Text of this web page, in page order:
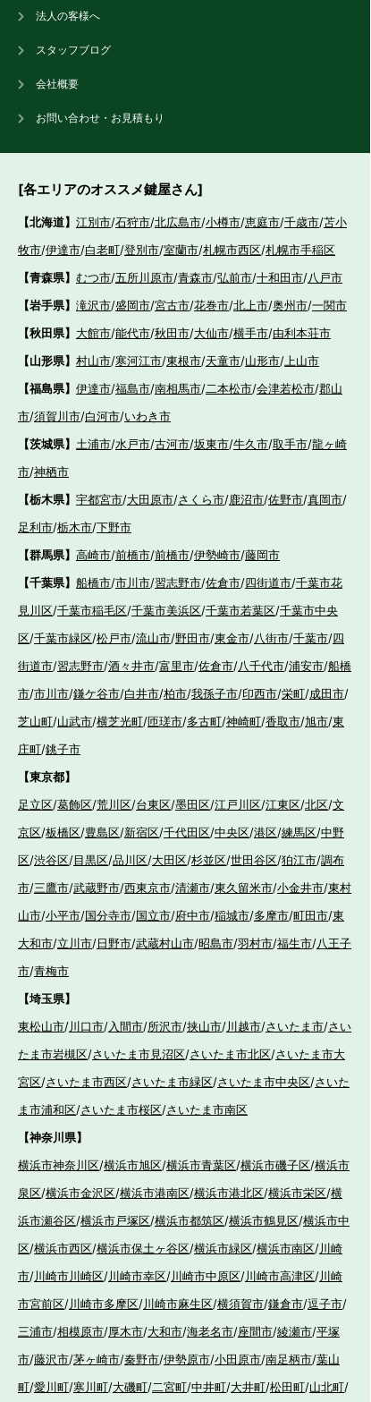
法人の客様へ
スタッフブログ
会社概要
お問い合わせ・お見積もり
[各エリアのオススメ鍵屋さん]
【北海道】 江別市/石狩市/北広島市/小樽市/恵庭市/千歳市/苫小
牧市/伊達市/白老町/登別市/室蘭市/札幌市西区/札幌市手稲区
【青森県】 むつ市/五所川原市/青森市/弘前市/十和田市/八戸市
【岩手県】 滝沢市/盛岡市/宮古市/花巻市/北上市/奥州市/一関市
【秋田県】 大館市/能代市/秋田市/大仙市/横手市/由利本荘市
【山形県】 村山市/寒河江市/東根市/天童市/山形市/ 上山市
【福島県】 伊達市/福島市/南相馬市/二本松市/会津若松市/郡山
市/須賀川市/白河市/いわき市
【茨城県】 土浦市/水戸市/古河市/坂東市/牛久市/取手市/龍ヶ崎
市/神栖市
【栃木県】 宇都宮市/大田原市/さくら市/鹿沼市/佐野市/真岡市/
足利市/栃木市/下野市
【群馬県】 高崎市/前橋市/前橋市/伊勢崎市/藤岡市
【千葉県】 船橋市/市川市/習志野市/佐倉市/四街道市/千葉市花
見川区/千葉市稲毛区/千葉市美浜区/千葉市若葉区/千葉市中央
区/千葉市緑区/松戸市/流山市/野田市/東金市/八街市/千葉市/四
街道市/習志野市/酒々井市/富里市/佐倉市/八千代市/浦安市/船橋
市/市川市/鎌ケ谷市/白井市/柏市/我孫子市/印西市/栄町/成田市/
芝山町/山武市/横芝光町/匝瑳市/多古町/神崎町/香取市/旭市/東
庄町/銚子市
【東京都】
足立区/葛飾区/荒川区/台東区/墨田区/江戸川区/江東区/北区/文
京区/板橋区/豊島区/新宿区/千代田区/中央区/港区/練馬区/中野
区/渋谷区/目黒区/品川区/大田区/杉並区/世田谷区/狛江市/調布
市/三鷹市/武蔵野市/西東京市/清瀬市/東久留米市/小金井市/東村
山市/小平市/国分寺市/国立市/府中市/稲城市/多摩市/町田市/東
大和市/立川市/日野市/武蔵村山市/昭島市/羽村市/福生市/八王子
市/青梅市
【埼玉県】
東松山市/川口市/入間市/所沢市/挟山市/川越市/さいたま市/さい
たま市岩槻区/さいたま市見沼区/さいたま市北区/さいたま市大
宮区/さいたま市西区/さいたま市緑区/さいたま市中央区/さいた
ま市浦和区/さいたま市桜区/さいたま市南区
【神奈川県】
横浜市神奈川区/横浜市旭区/横浜市青葉区/横浜市磯子区/横浜市
泉区/横浜市金沢区/横浜市港南区/横浜市港北区/横浜市栄区/横
浜市瀬谷区/横浜市戸塚区/横浜市都筑区/横浜市鶴見区/横浜市中
区/横浜市西区/横浜市保土ヶ谷区/横浜市緑区/横浜市南区/川崎
市/川崎市川崎区/川崎市幸区/川崎市中原区/川崎市高津区/川崎
市宮前区/川崎市多摩区/川崎市麻生区/横須賀市/鎌倉市/逗子市/
三浦市/相模原市/厚木市/大和市/海老名市/座間市/綾瀬市/平塚
市/藤沢市/茅ヶ崎市/秦野市/伊勢原市/小田原市/南足柄市/葉山
町/愛川町/寒川町/大磯町/二宮町/中井町/大井町/松田町/山北町/